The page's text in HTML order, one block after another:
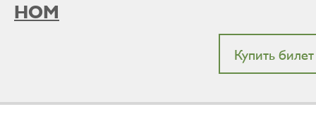
НОМ
Купить билет